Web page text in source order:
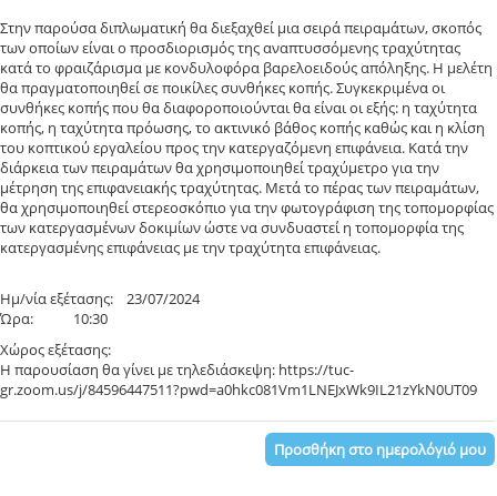
Στην παρούσα διπλωματική θα διεξαχθεί μια σειρά πειραμάτων, σκοπός
των οποίων είναι ο προσδιορισμός της αναπτυσσόμενης τραχύτητας
κατά το φραιζάρισμα με κονδυλοφόρα βαρελοειδούς απόληξης. Η μελέτη
θα πραγματοποιηθεί σε ποικίλες συνθήκες κοπής. Συγκεκριμένα οι
συνθήκες κοπής που θα διαφοροποιούνται θα είναι οι εξής: η ταχύτητα
κοπής, η ταχύτητα πρόωσης, το ακτινικό βάθος κοπής καθώς και η κλίση
του κοπτικού εργαλείου προς την κατεργαζόμενη επιφάνεια. Κατά την
διάρκεια των πειραμάτων θα χρησιμοποιηθεί τραχύμετρο για την
μέτρηση της επιφανειακής τραχύτητας. Μετά το πέρας των πειραμάτων,
θα χρησιμοποιηθεί στερεοσκόπιο για την φωτογράφιση της τοπομορφίας
των κατεργασμένων δοκιμίων ώστε να συνδυαστεί η τοπομορφία της
κατεργασμένης επιφάνειας με την τραχύτητα επιφάνειας.
Ημ/νία εξέτασης: 23/07/2024
Ώρα: 10:30
Χώρος εξέτασης:
Η παρουσίαση θα γίνει με τηλεδιάσκεψη: https://tuc-
gr.zoom.us/j/84596447511?pwd=a0hkc081Vm1LNEJxWk9IL21zYkN0UT09
Προσθήκη στο ημερολόγιό μου